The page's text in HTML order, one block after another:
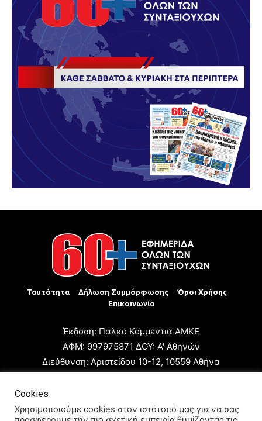
Ταυτότητα Δήλωση Συμμόρφωσης
Όροι Χρήσης
Επικοινωνία
Έκδοση: Παλκο Κομμέντια ΑΜΚΕ
ΑΦΜ: 997975871 ΔΟΥ: Α' Αθηνών
Διεύθυνση: Αριστείδου 10-12, 10559 Αθήνα
Ιδιοκτήτης: Παλκο Κομμέντια ΑΜΚΕ
Cookies
Χρησιμοποιούμε cookies στον ιστότοπό μας για να σας